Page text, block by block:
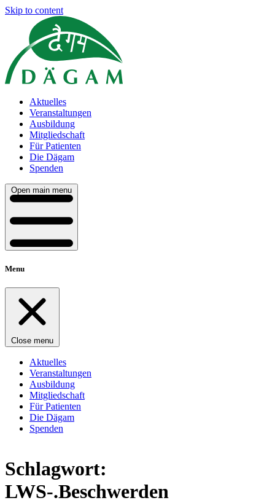
Skip to content
Aktuelles
Veranstaltungen
Ausbildung
Mitgliedschaft
Für Patienten
Die Dägam
Spenden
Open main menu
Menu
Close menu
Aktuelles
Veranstaltungen
Ausbildung
Mitgliedschaft
Für Patienten
Die Dägam
Spenden
Schlagwort:
LWS-.Beschwerden